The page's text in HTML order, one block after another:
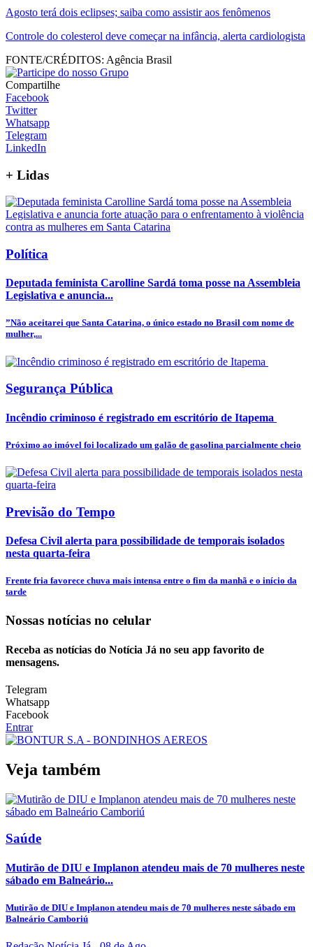
Agosto terá dois eclipses; saiba como assistir aos fenômenos
Controle do colesterol deve começar na infância, alerta cardiologista
FONTE/CRÉDITOS: Agência Brasil
Compartilhe
Facebook
Twitter
Whatsapp
Telegram
LinkedIn
+ Lidas
Política
Deputada feminista Carolline Sardá toma posse na Assembleia
Legislativa e anuncia...
”Não aceitarei que Santa Catarina, o único estado no Brasil com nome de
mulher,...
Segurança Pública
Incêndio criminoso é registrado em escritório de Itapema
Próximo ao imóvel foi localizado um galão de gasolina parcialmente cheio
Previsão do Tempo
Defesa Civil alerta para possibilidade de temporais isolados
nesta quarta-feira
Frente fria favorece chuva mais intensa entre o fim da manhã e o início da
tarde
Nossas notícias no celular
Receba as notícias do Notícia Já no seu app favorito de
mensagens.
Telegram
Whatsapp
Facebook
Entrar
Veja também
Saúde
Mutirão de DIU e Implanon atendeu mais de 70 mulheres neste
sábado em Balneário...
Mutirão de DIU e Implanon atendeu mais de 70 mulheres neste sábado em
Balneário Camboriú